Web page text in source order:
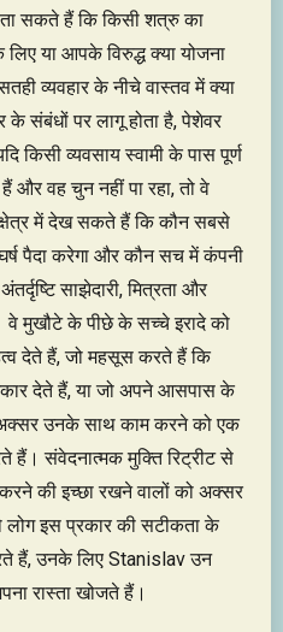
सकते हैं कि किसी शत्रु का
या आपके विरुद्ध क्या योजना
व्यवहार के नीचे वास्तव में क्या
संबंधों पर लागू होता है, पेशेवर
किसी व्यवसाय स्वामी के पास पूर्ण
हैं और वह चुन नहीं पा रहा, तो वे
क्षेत्र में देख सकते हैं कि कौन सबसे
पैदा करेगा और कौन सच में कंपनी
साझेदारी, मित्रता और
वे मुखौटे के पीछे के सच्चे इरादे को
देते हैं, जो महसूस करते हैं कि
देते हैं, या जो अपने आसपास के
अक्सर उनके साथ काम करने को एक
हैं। संवेदनात्मक मुक्ति रिट्रीट से
की इच्छा रखने वालों को अक्सर
इस प्रकार की सटीकता के
हैं, उनके लिए Stanislav उन
रास्ता खोजते हैं।